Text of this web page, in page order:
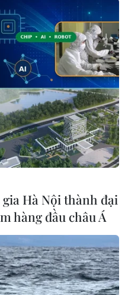
nhà máy sản
hại
của Công ty Top Win
Quốc) rộng 3.000m²
Thần, trong đó khu vực
Hà Nội thành đại
hàng đầu châu Á